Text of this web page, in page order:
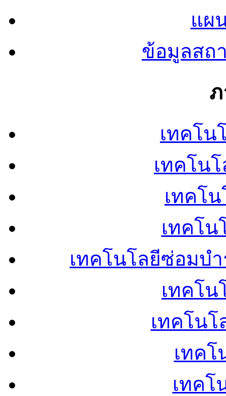
แผ
ข้อมูลสถ
เทคโน
เทคโน
เทคโ
เทคโน
เทคโนโลยีซ่อมบ
เทคโน
เทคโน
เทคโ
เทคโ